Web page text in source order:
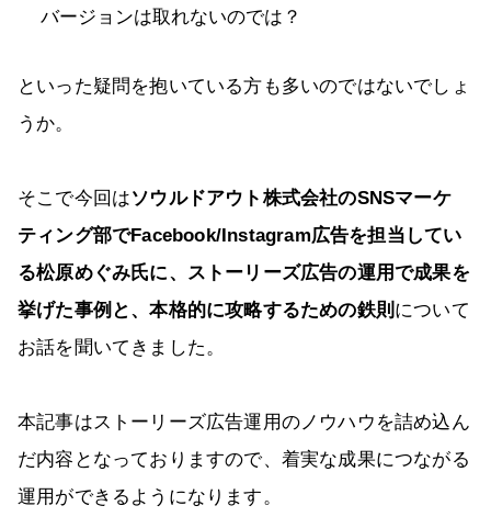
バージョンは取れないのでは？
といった疑問を抱いている方も多いのではないでしょ
うか。
そこで今回はソウルドアウト株式会社のSNSマーケ
ティング部でFacebook/Instagram広告を担当してい
る松原めぐみ氏に、ストーリーズ広告の運用で成果を
挙げた事例と、本格的に攻略するための鉄則 について
お話を聞いてきました。
本記事はストーリーズ広告運用のノウハウを詰め込ん
だ内容となっておりますので、着実な成果につながる
運用ができるようになります。